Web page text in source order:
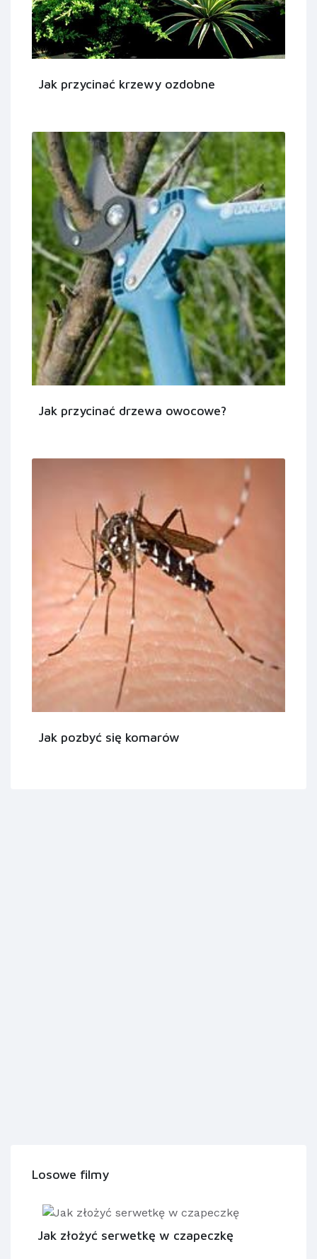
Jak przycinać krzewy ozdobne
Jak przycinać drzewa owocowe?
Jak pozbyć się komarów
Losowe filmy
Jak złożyć serwetkę w czapeczkę